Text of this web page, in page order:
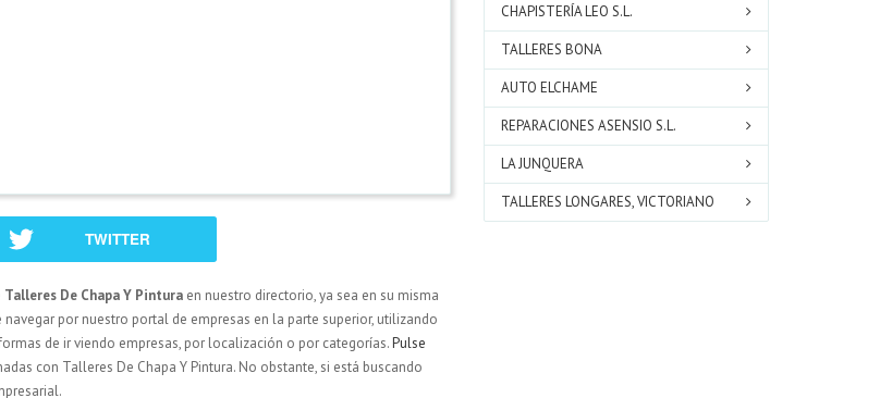
TWITTER
Talleres De Chapa Y Pintura en nuestro directorio, ya sea en su misma
por nuestro portal de empresas en la parte superior, utilizando
de ir viendo empresas, por localización o por categorías.Pulse
con Talleres De Chapa Y Pintura. No obstante, si está buscando
CHAPISTERÍA LEO S.L.
TALLERES BONA
AUTO ELCHAME
REPARACIONES ASENSIO S.L.
LA JUNQUERA
TALLERES LONGARES, VICTORIANO